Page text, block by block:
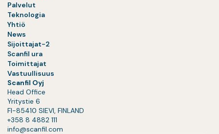
Palvelut
Teknologia
Yhtiö
News
Sijoittajat-2
Scanfil ura
Toimittajat
Vastuullisuus
Scanfil Oyj
Head Office
Yritystie 6
FI-85410 SIEVI, FINLAND
+358 8 4882 111
info@scanfil.com